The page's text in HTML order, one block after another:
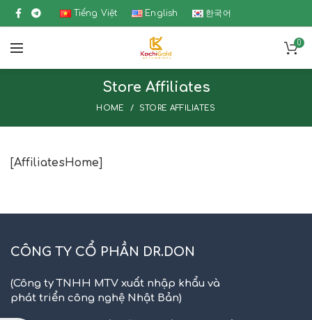
Tiếng Việt English 한국어
0
Store Affiliates
HOME STORE AFFILIATES
[AffiliatesHome]
CÔNG TY CỔ PHẦN DR.DON
(Công ty TNHH MTV xuất nhập khẩu và
phát triển công nghệ Nhật Bản)